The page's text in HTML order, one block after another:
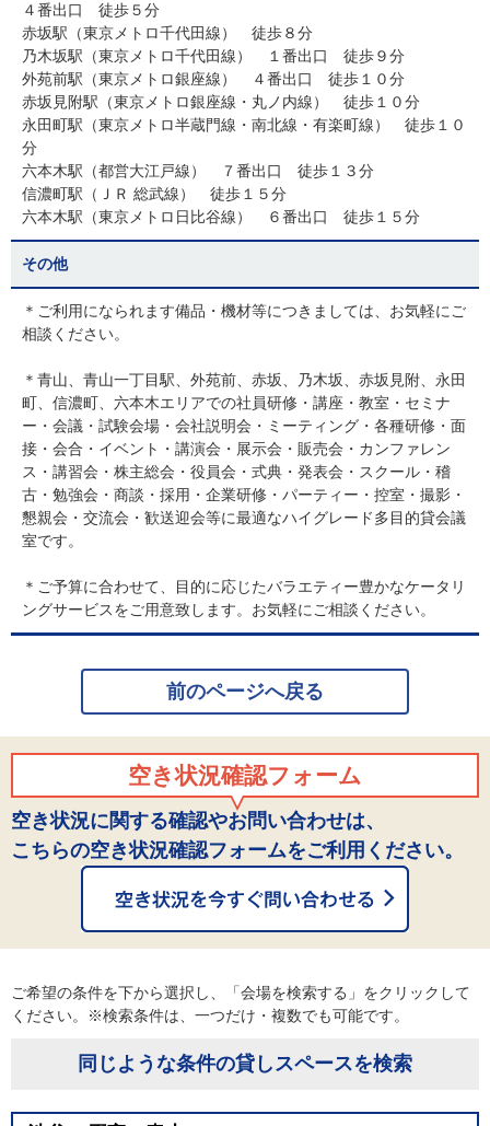
４番出口 徒歩５分
赤坂駅（東京メトロ千代田線） 徒歩８分
乃木坂駅（東京メトロ千代田線） １番出口 徒歩９分
外苑前駅（東京メトロ銀座線） ４番出口 徒歩１０分
赤坂見附駅（東京メトロ銀座線・丸ノ内線） 徒歩１０分
永田町駅（東京メトロ半蔵門線・南北線・有楽町線） 徒歩１０
分
六本木駅（都営大江戸線） ７番出口 徒歩１３分
信濃町駅（ＪＲ 総武線） 徒歩１５分
六本木駅（東京メトロ日比谷線） ６番出口 徒歩１５分
その他
＊ご利用になられます備品・機材等につきましては、お気軽にご
相談ください。
＊青山、青山一丁目駅、外苑前、赤坂、乃木坂、赤坂見附、永田
町、信濃町、六本木エリアでの社員研修・講座・教室・セミナ
ー・会議・試験会場・会社説明会・ミーティング・各種研修・面
接・会合・イベント・講演会・展示会・販売会・カンファレン
ス・講習会・株主総会・役員会・式典・発表会・スクール・稽
古・勉強会・商談・採用・企業研修・パーティー・控室・撮影・
懇親会・交流会・歓送迎会等に最適なハイグレード多目的貸会議
室です。
＊ご予算に合わせて、目的に応じたバラエティー豊かなケータリ
ングサービスをご用意致します。お気軽にご相談ください。
前のページへ戻る
空き状況確認フォーム
空き状況に関する確認やお問い合わせは、
こちらの空き状況確認フォームをご利用ください。
ご希望の条件を下から選択し、「会場を検索する」をクリックして
ください。※検索条件は、一つだけ・複数でも可能です。
同じような条件の貸しスペースを検索